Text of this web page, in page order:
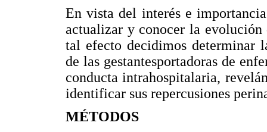
En vista del interés e
actualizar y conocer la evolución
tal efecto decidimos determinar
de las gestantesportadoras de
conducta intrahospitalaria,
identificar sus repercusiones
MÉTODOS